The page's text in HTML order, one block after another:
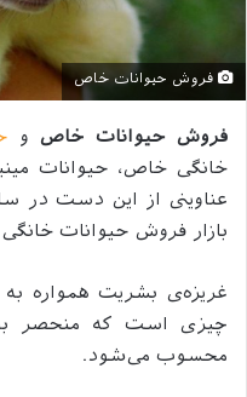
فروش حیوانات خاص
فروش حیوانات خاصو
خانگی خاص، حیوانات
عناوینی از این دست در
بازار فروش حیوانات
غریزه‌ی بشریت همواره
چیزی است که منحصر
محسوب می‌شود.